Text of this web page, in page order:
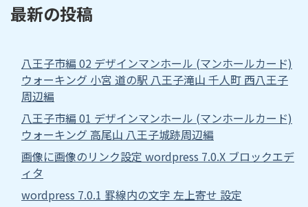
最新の投稿
八王子市編 02 デザインマンホール (マンホールカード)
ウォーキング 小宮 道の駅 八王子滝山 千人町 西八王子
周辺編
八王子市編 01 デザインマンホール (マンホールカード)
ウォーキング 高尾山 八王子城跡周辺編
画像に画像のリンク設定 wordpress 7.0.X ブロックエデ
ィタ
wordpress 7.0.1 罫線内の文字 左上寄せ 設定